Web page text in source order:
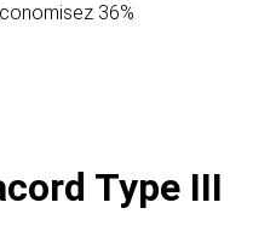
36%
Type III